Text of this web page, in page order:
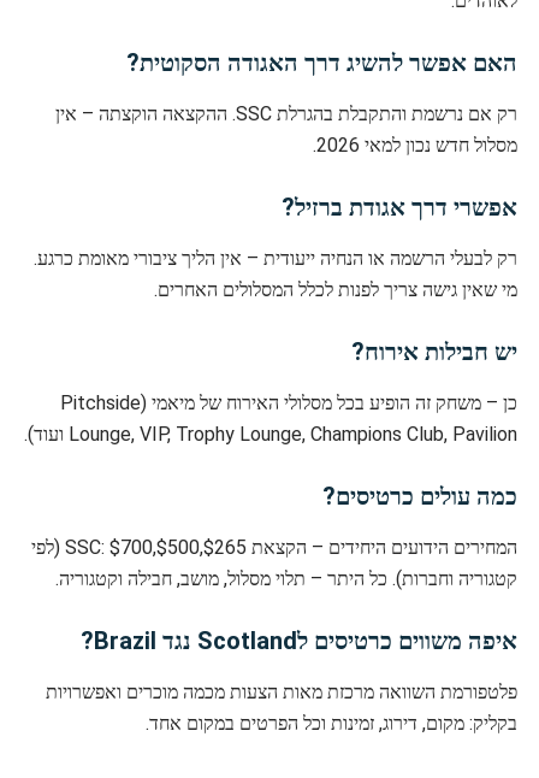
האם אפשר להשיג דרך האגודה הסקוטית?
רק אם נרשמת והתקבלת בהגרלת SSC. ההקצאה הוקצתה – אין
מסלול חדש נכון למאי 2026.
אפשרי דרך אגודת ברזיל?
רק לבעלי הרשמה או הנחיה ייעודית – אין הליך ציבורי מאומת כרגע.
מי שאין גישה צריך לפנות לכלל המסלולים האחרים.
יש חבילות אירוח?
כן – משחק זה הופיע בכל מסלולי האירוח של מיאמי (Pitchside
Lounge, VIP, Trophy Lounge, Champions Club, Pavilion ועוד).
כמה עולים כרטיסים?
המחירים הידועים היחידים – הקצאת SSC: $700,$500,$265 (לפי
קטגוריה וחברות). כל היתר – תלוי מסלול, מושב, חבילה וקטגוריה.
איפה משווים כרטיסים לScotland נגד Brazil?
פלטפורמת השוואה מרכזת מאות הצעות מכמה מוכרים ואפשרויות
בקליק: מקום, דירוג, זמינות וכל הפרטים במקום אחד.